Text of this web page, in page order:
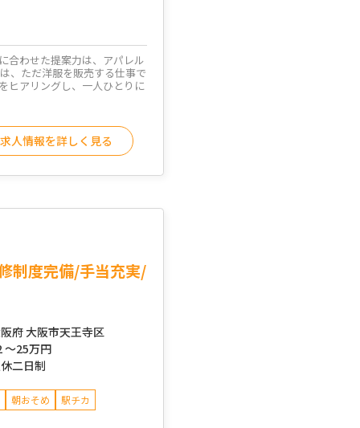
合わせた提案力は、アパレル
、ただ洋服を販売する仕事で
ヒアリングし、一人ひとりに
求人情報を詳しく見る
制度完備/手当充実/
府 大阪市天王寺区
～25万円
二日制
朝おそめ 駅チカ